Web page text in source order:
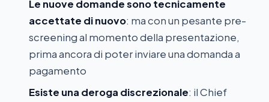
Le nuove domande sono tecnicamente
accettate di nuovo: ma con un pesante pre-
screening al momento della presentazione,
prima ancora di poter inviare una domanda a
pagamento
Esiste una deroga discrezionale: il Chief